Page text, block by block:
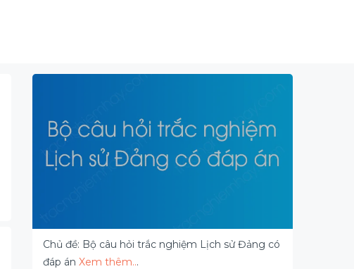
Chủ đề: Bộ câu hỏi trắc nghiệm Lịch sử Đảng có
đáp án Xem thêm...